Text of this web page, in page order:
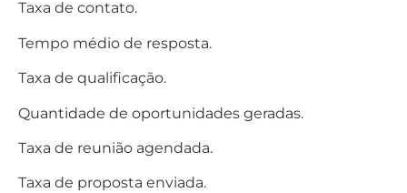
Taxa de contato.
Tempo médio de resposta.
Taxa de qualificação.
Quantidade de oportunidades geradas.
Taxa de reunião agendada.
Taxa de proposta enviada.